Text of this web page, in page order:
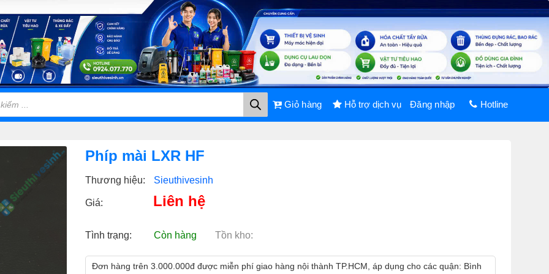
Giỏ hàng Hỗ trợ dịch vụ Đăng nhập Hotline
Phíp mài LXR HF
Thương hiệu: Sieuthivesinh
Giá: Liên hệ
Tình trạng: Còn hàng Tồn kho:
Đơn hàng trên 3.000.000đ được miễn phí giao hàng nội thành TP.HCM, áp dụng cho các quận: Bình